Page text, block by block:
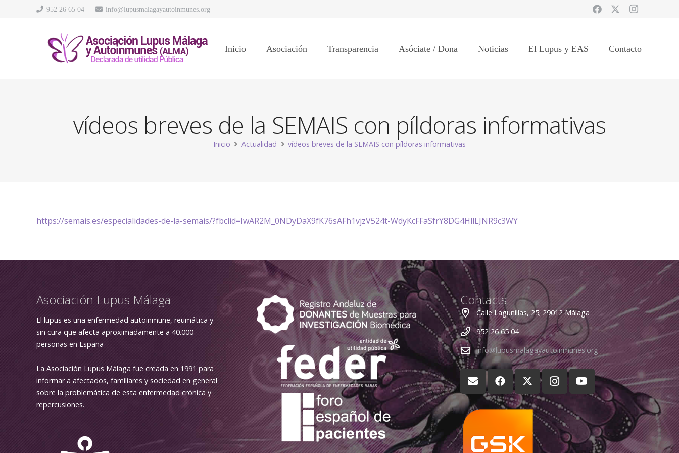
952 26 65 04 info@lupusmalagayautoinmunes.org
Inicio Asociación Transparencia Asóciate / Dona Noticias El Lupus y EAS Contacto
vídeos breves de la SEMAIS con píldoras informativas
Inicio Actualidad vídeos breves de la SEMAIS con píldoras informativas
https://semais.es/especialidades-de-la-semais/?fbclid=IwAR2M_0NDyDaX9fK76sAFh1vjzV524t-WdyKcFFaSfrY8DG4HllLJNR9c3WY
Asociación Lupus Málaga
El lupus es una enfermedad autoinmune, reumática y
sin cura que afecta aproximadamente a 40.000
personas en España
La Asociación Lupus Málaga fue creada en 1991 para
informar a afectados, familiares y sociedad en general
sobre la problemática de esta enfermedad crónica y
repercusiones.
Contacts
Calle Lagunillas, 25; 29012 Málaga
952 26 65 04
info@lupusmalagayautoinmunes.org